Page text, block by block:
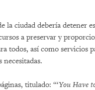
la ciudad debería detener
a preservar y
todos, así como servicios
necesitadas.
titulado: “‘You Have